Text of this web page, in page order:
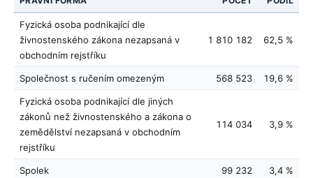
Fyzická osoba podnikající dle
živnostenského zákona nezapsaná v
obchodním rejstříku
1 810 182 62,5 %
Společnost s ručením omezeným 568 523 19,6 %
Fyzická osoba podnikající dle jiných
zákonů než živnostenského a zákona o
zemědělství nezapsaná v obchodním
rejstříku
114 034 3,9 %
Spolek 99 232 3,4 %